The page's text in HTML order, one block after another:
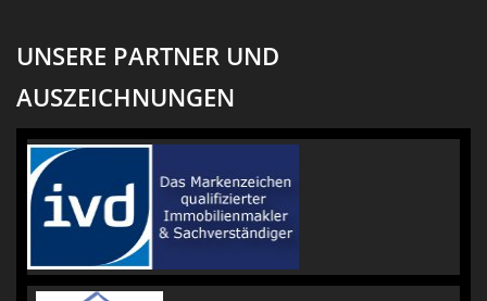
UNSERE PARTNER UND
AUSZEICHNUNGEN